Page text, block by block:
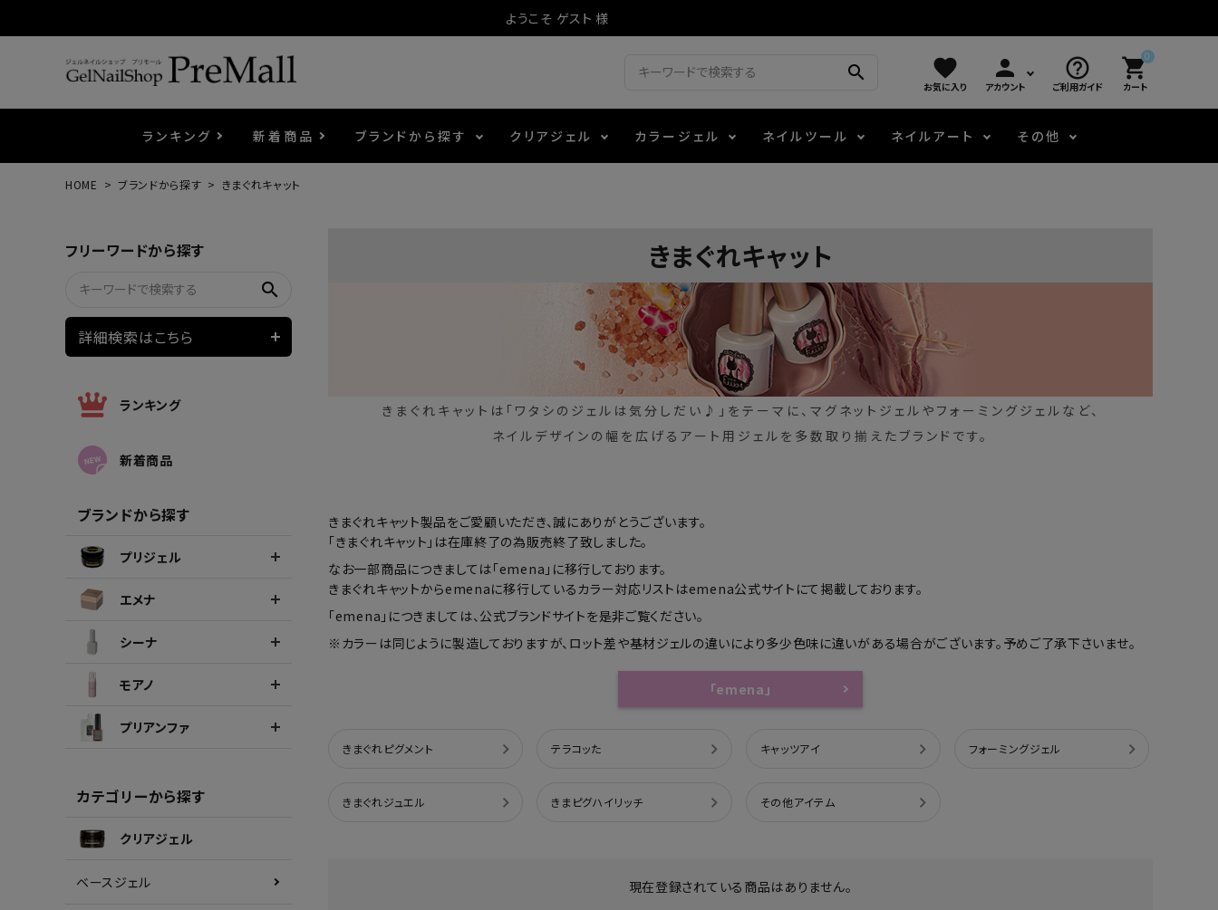
ようこそ ゲスト 様
search favorite
お気に入り
person
アカウント
help_outline
ご利用ガイド
0
shopping_cart
カート
ランキング 新着商品 ブランドから探す クリアジェル カラージェル
マグネティフラッシュジェル
ウェービージェル テラコッタジェル ニュアンスジェル
メタリックジェル エメナコラボジェル
ネイルツール
チャート・チップ関連
ネイルマシン その他施術アイテム
ネイルアート
レジン・モールド
その他
HOME ブランドから探す きまぐれキャット
フリーワードから探す
search
詳細検索はこちら
ランキング
新着商品
ブランドから探す
プリジェル
エメナ
シーナ
モアノ
プリアンファ
カテゴリーから探す
クリアジェル
ベースジェル
きまぐれキャット
きまぐれキャットは「ワタシのジェルは気分しだい♪」を テーマに、マグネットジェルやフォーミングジェルなど、
ネイルデザインの幅を広げるアート用ジェルを多数取り揃えたブランドです。
きまぐれキャット製品をご愛顧いただき、誠にありがとうございます。
「きまぐれキャット」は在庫終了の為販売終了致しました。
なお一部商品につきましては「emena」に移行しております。
きまぐれキャットからemenaに移行しているカラー対応リストはemena公式サイトにて掲載しております。
「emena」につきましては、公式ブランドサイトを是非ご覧ください。
※カラーは同じように製造しておりますが、ロット差や基材ジェルの違いにより多少色味に違いがある場合がございます。予めご了承下さいませ。
「emena」
きまぐれピグメント テラコッた キャッツアイ フォーミングジェル
きまぐれジュエル きまピグハイリッチ その他アイテム
現在登録されている商品はありません。